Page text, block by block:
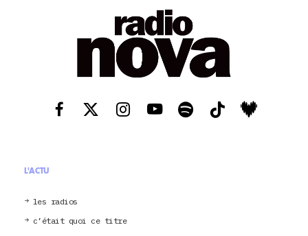
L'ACTU
les radios
c’était quoi ce titre